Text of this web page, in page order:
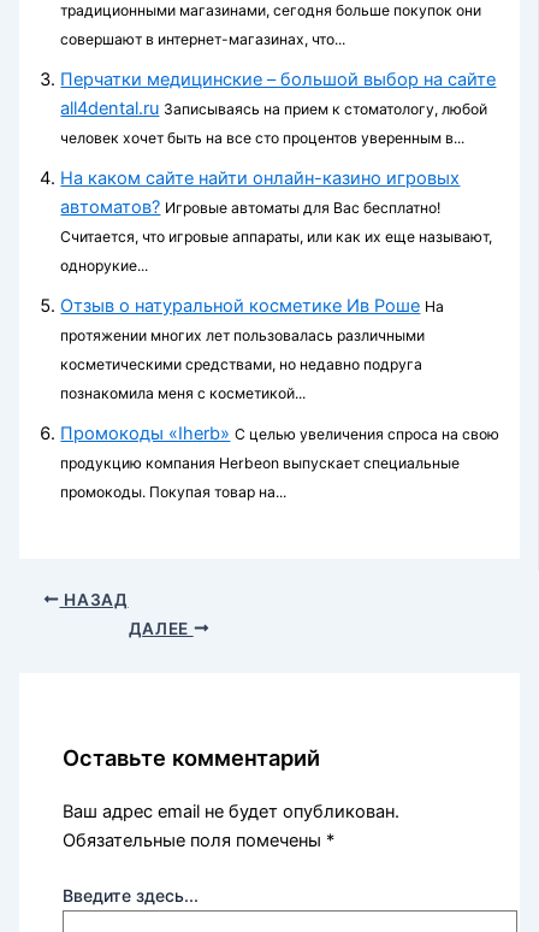
традиционными магазинами, сегодня больше покупок они
совершают в интернет-магазинах, что...
Перчатки медицинские – большой выбор на сайте
all4dental.ru Записываясь на прием к стоматологу, любой
человек хочет быть на все сто процентов уверенным в...
На каком сайте найти онлайн-казино игровых
автоматов? Игровые автоматы для Вас бесплатно!
Считается, что игровые аппараты, или как их еще называют,
однорукие...
Отзыв о натуральной косметике Ив Роше На
протяжении многих лет пользовалась различными
косметическими средствами, но недавно подруга
познакомила меня с косметикой...
Промокоды «Iherb» С целью увеличения спроса на свою
продукцию компания Herbeon выпускает специальные
промокоды. Покупая товар на...
НАЗАД
ДАЛЕЕ
Оставьте комментарий
Ваш адрес email не будет опубликован.
Обязательные поля помечены *
Введите здесь...